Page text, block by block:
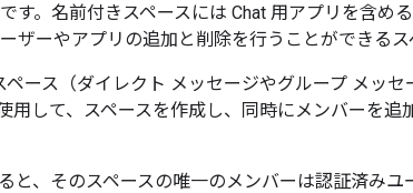
す。名前付きスペースには Chat 用アプリを含め
ザーやアプリの追加と削除を行うことができる
ペース（ダイレクト メッセージやグループ メッ
用して、スペースを作成し、同時にメンバーを追
と、そのスペースの唯一のメンバーは認証済み